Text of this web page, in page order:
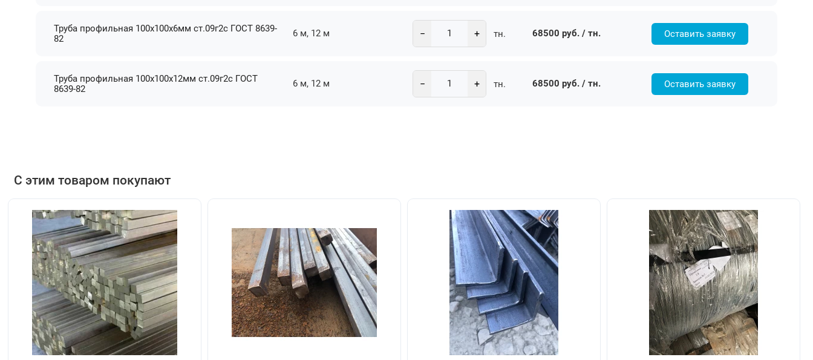
Труба профильная 100х100х6мм ст.09г2с ГОСТ 8639-
82
6 м, 12 м − + тн. 68500 руб. / тн. Оставить заявку
Труба профильная 100х100х12мм ст.09г2с ГОСТ
8639-82
6 м, 12 м − + тн. 68500 руб. / тн. Оставить заявку
С этим товаром покупают